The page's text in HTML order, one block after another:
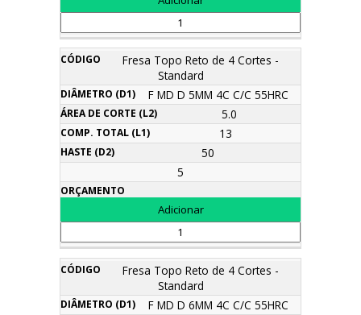
Fresa Topo Reto de 4 Cortes -
Standard
F MD D 5MM 4C C/C 55HRC
5.0
13
50
5
Fresa Topo Reto de 4 Cortes -
Standard
F MD D 6MM 4C C/C 55HRC